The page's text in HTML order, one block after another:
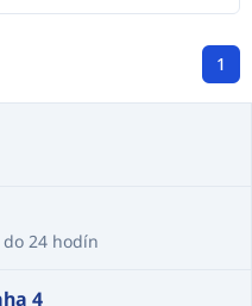
1
do 24 hodín
4